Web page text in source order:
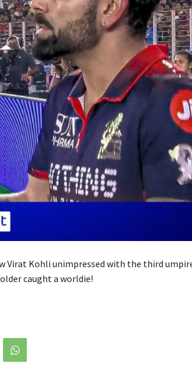
Virat Kohli unimpressed with the third
caught a worldie!